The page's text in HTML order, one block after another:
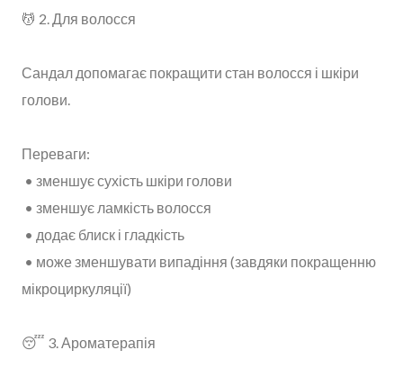
💆 2. Для волосся
Сандал допомагає покращити стан волосся і шкіри
голови.
Переваги:
• зменшує сухість шкіри голови
• зменшує ламкість волосся
• додає блиск і гладкість
• може зменшувати випадіння (завдяки покращенню
мікроциркуляції)
😴 3. Ароматерапія